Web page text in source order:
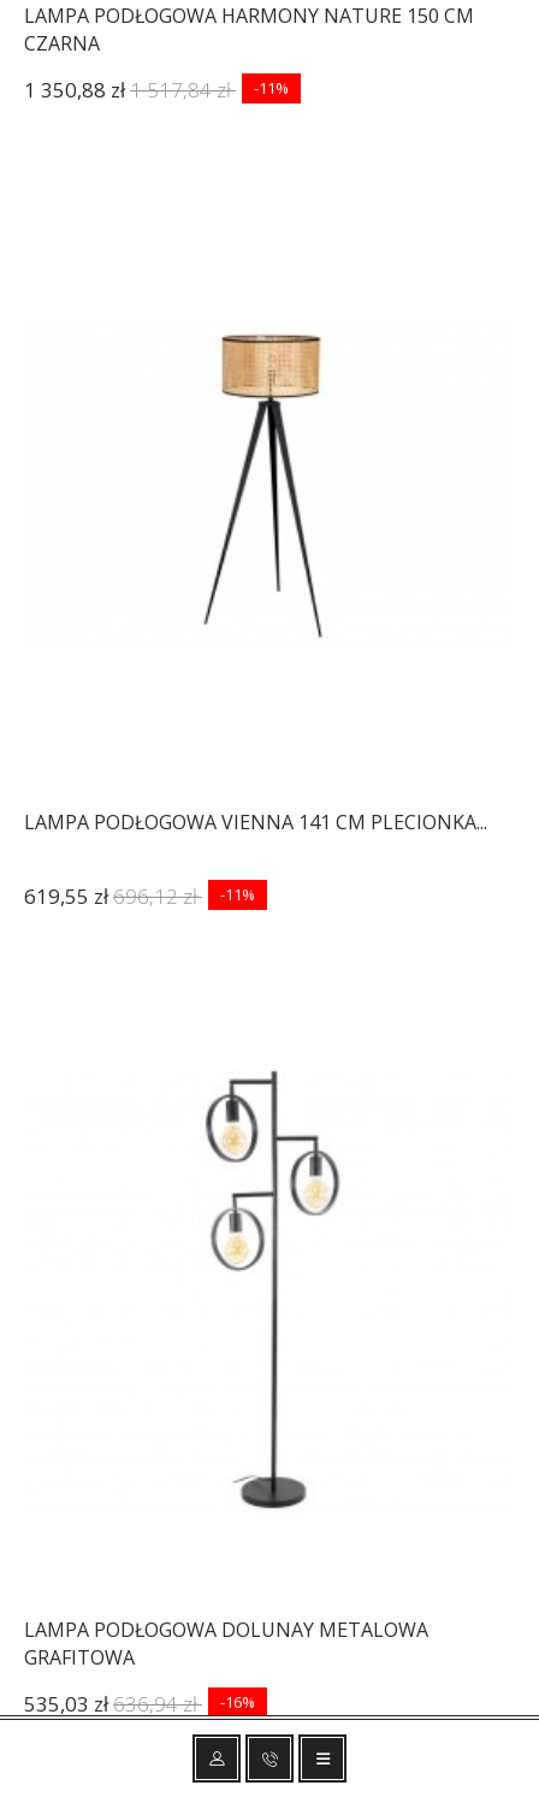
LAMPA PODŁOGOWA HARMONY NATURE 150 CM
CZARNA
1 350,88 zł1 517,84 zł -11%
LAMPA PODŁOGOWA VIENNA 141 CM PLECIONKA...
619,55 zł696,12 zł -11%
LAMPA PODŁOGOWA DOLUNAY METALOWA
GRAFITOWA
535,03 zł636,94 zł -16%